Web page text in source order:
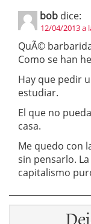
bob dice:
12/04/2013 a
QuÃ©
Como se han
Hay que pedir
estudiar.
El que no
casa.
Me quedo con
sin pensarlo.
capitalismo